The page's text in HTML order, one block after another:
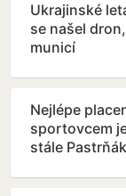
Ukrajinské
se našel
municí
Nejlépe
sportovcem
stále Pastrňák